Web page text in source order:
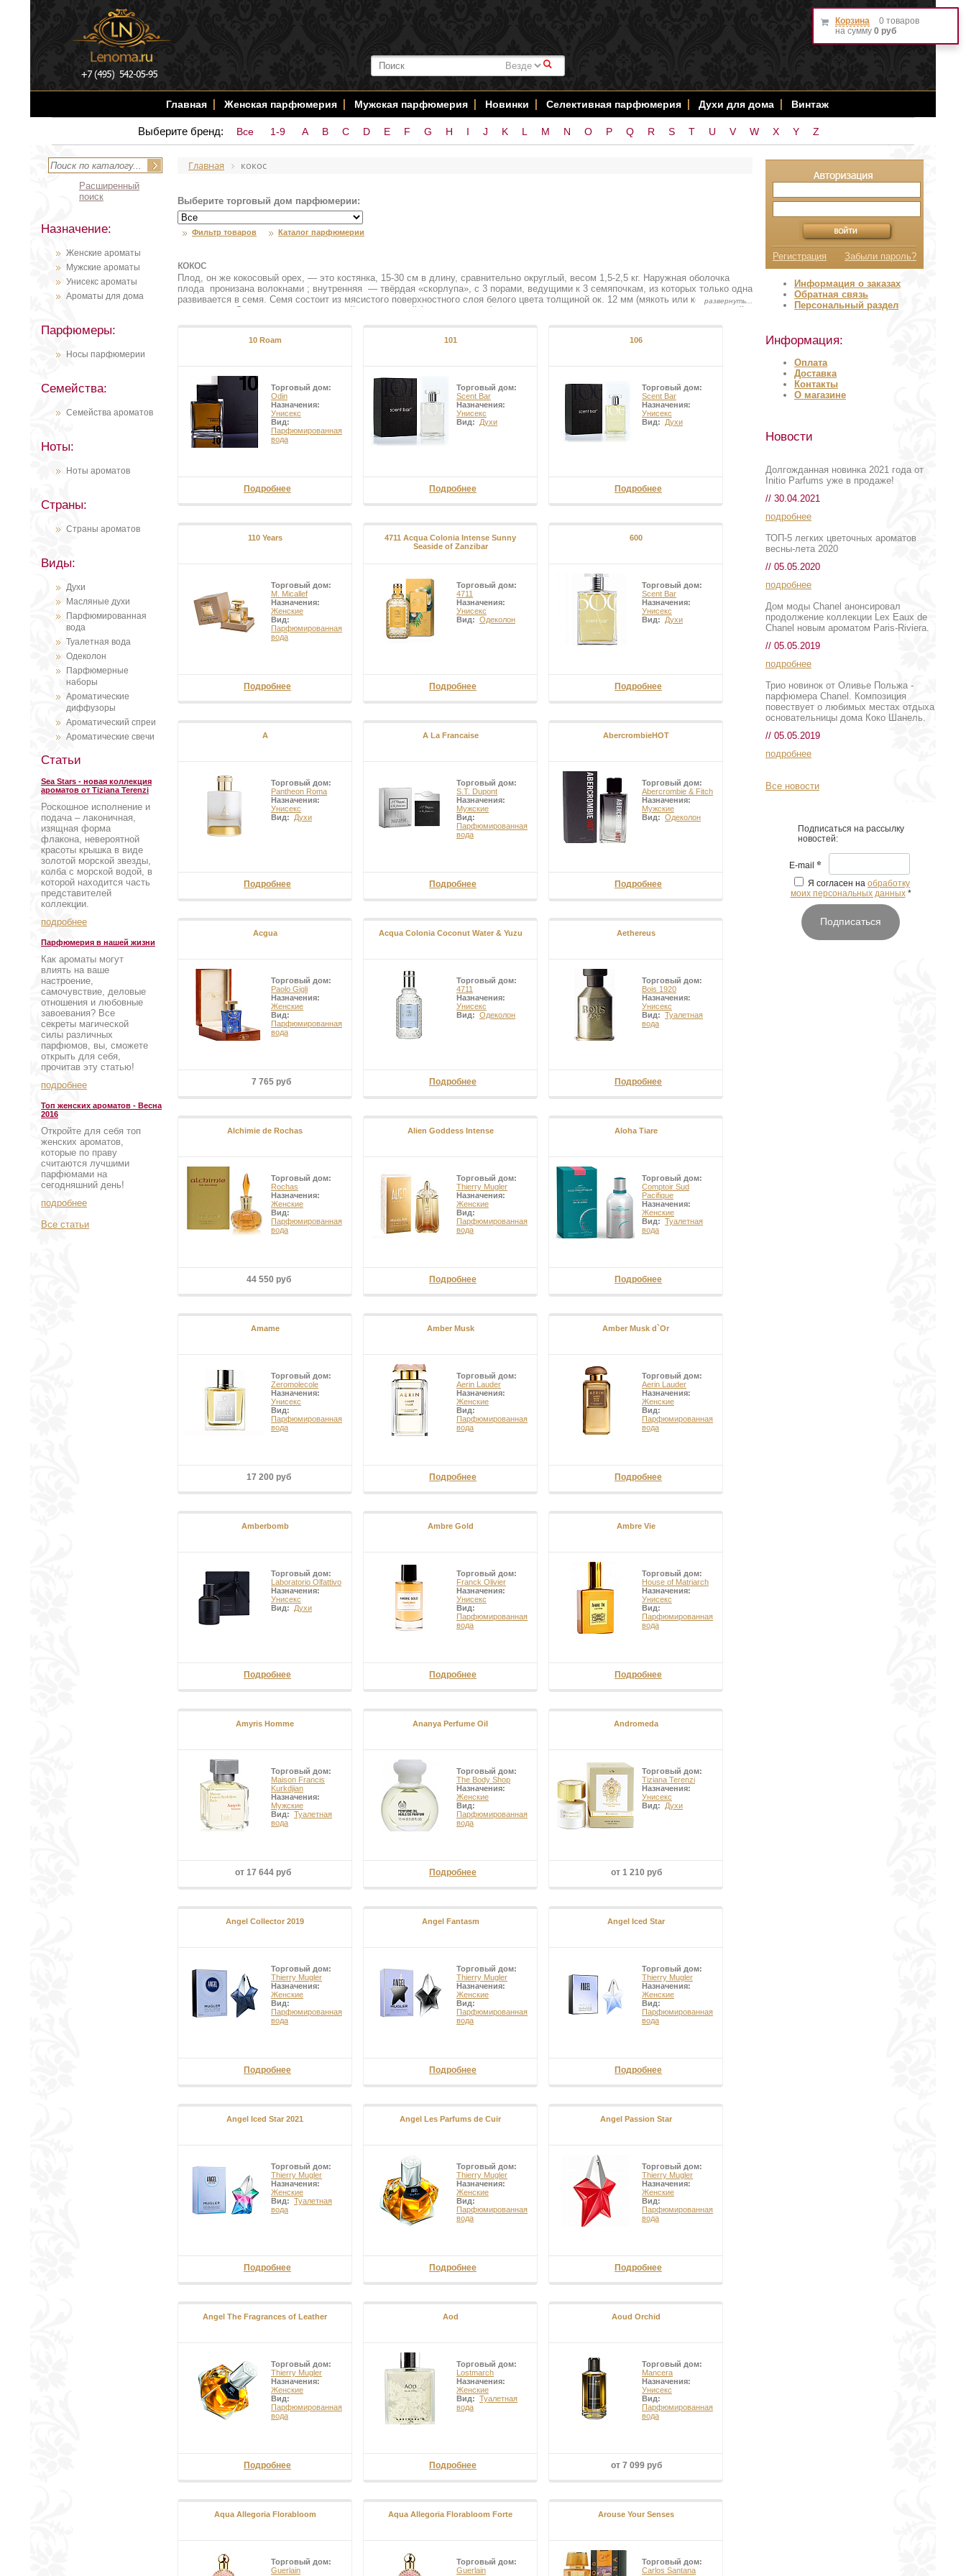
#
Главная Женская парфюмерия Мужская парфюмерия Новинки Селективная парфюмерия Духи для дома Винтаж
Выберите бренд: Все 1-9 A B C D E F G H I J K L M N O P Q R S T U V W X Y Z
Расширенный
поиск
Назначение:
Женские ароматы
Мужские ароматы
Унисекс ароматы
Ароматы для дома
Парфюмеры:
Носы парфюмерии
Семейства:
Семейства ароматов
Ноты:
Ноты ароматов
Страны:
Страны ароматов
Виды:
Духи
Масляные духи
Парфюмированная
вода
Туалетная вода
Одеколон
Парфюмерные
наборы
Ароматические
диффузоры
Ароматический спреи
Ароматические свечи
Статьи
Sea Stars - новая коллекция
ароматов от Tiziana Terenzi
Роскошное исполнение и
подача – лаконичная,
изящная форма
флакона, невероятной
красоты крышка в виде
золотой морской звезды,
колба с морской водой, в
которой находится часть
представителей
коллекции.
подробнее
Парфюмерия в нашей жизни
Как ароматы могут
влиять на ваше
настроение,
самочувствие, деловые
отношения и любовные
завоевания? Все
секреты магической
силы различных
парфюмов, вы, сможете
открыть для себя,
прочитав эту статью!
подробнее
Топ женских ароматов - Весна
2016
Откройте для себя топ
женских ароматов,
которые по праву
считаются лучшими
парфюмами на
сегодняшний день!
подробнее
Все статьи
Главная кокос
Выберите торговый дом парфюмерии:
Фильтр товаров Каталог парфюмерии
кокос
Плод, он же кокосовый орех, — это костянка, 15-30 см в длину, сравнительно округлый, весом 1,5-2,5 кг. Наружная оболочка
плода пронизана волокнами ; внутренняя — твёрдая «скорлупа», с 3 порами, ведущими к 3 семяпочкам, из которых только одна
развивается в семя. Семя состоит из мясистого поверхностного слоя белого цвета толщиной ок. 12 мм (мякоть или копра) и
эндосперма. Эндосперм, сперва жидкий и прозрачный (кокосовая вода), с появлением в нём капель масла, выделяемых копрой,
продолжает около 50 лет. Одно дерево ежегодно даёт от 60 до 120 орехов. Аромат кокоса со сладостными и чувственными
10 Roam
Торговый дом:
Odin
Назначения:
Унисекс
Вид:
Парфюмированная
вода
Подробнее
101
Торговый дом:
Scent Bar
Назначения:
Унисекс
Вид: Духи
Подробнее
106
Торговый дом:
Scent Bar
Назначения:
Унисекс
Вид: Духи
Подробнее
110 Years
Торговый дом:
M. Micallef
Назначения:
Женские
Вид:
Парфюмированная
вода
Подробнее
4711 Acqua Colonia Intense Sunny
Seaside of Zanzibar
Торговый дом:
4711
Назначения:
Унисекс
Вид: Одеколон
Подробнее
600
Торговый дом:
Scent Bar
Назначения:
Унисекс
Вид: Духи
Подробнее
A
Торговый дом:
Pantheon Roma
Назначения:
Унисекс
Вид: Духи
Подробнее
A La Francaise
Торговый дом:
S.T. Dupont
Назначения:
Мужские
Вид:
Парфюмированная
вода
Подробнее
AbercrombieHOT
Торговый дом:
Abercrombie & Fitch
Назначения:
Мужские
Вид: Одеколон
Подробнее
Acgua
Торговый дом:
Paolo Gigli
Назначения:
Женские
Вид:
Парфюмированная
вода
7 765 руб
Acqua Colonia Coconut Water & Yuzu
Торговый дом:
4711
Назначения:
Унисекс
Вид: Одеколон
Подробнее
Aethereus
Торговый дом:
Bois 1920
Назначения:
Унисекс
Вид: Туалетная
вода
Подробнее
Alchimie de Rochas
Торговый дом:
Rochas
Назначения:
Женские
Вид:
Парфюмированная
вода
44 550 руб
Alien Goddess Intense
Торговый дом:
Thierry Mugler
Назначения:
Женские
Вид:
Парфюмированная
вода
Подробнее
Aloha Tiare
Торговый дом:
Comptoir Sud
Pacifique
Назначения:
Женские
Вид: Туалетная
вода
Подробнее
Amame
Торговый дом:
Zeromolecole
Назначения:
Унисекс
Вид:
Парфюмированная
вода
17 200 руб
Amber Musk
Торговый дом:
Aerin Lauder
Назначения:
Женские
Вид:
Парфюмированная
вода
Подробнее
Amber Musk d`Or
Торговый дом:
Aerin Lauder
Назначения:
Женские
Вид:
Парфюмированная
вода
Подробнее
Amberbomb
Торговый дом:
Laboratorio Olfattivo
Назначения:
Унисекс
Вид: Духи
Подробнее
Ambre Gold
Торговый дом:
Franck Olivier
Назначения:
Унисекс
Вид:
Парфюмированная
вода
Подробнее
Ambre Vie
Торговый дом:
House of Matriarch
Назначения:
Унисекс
Вид:
Парфюмированная
вода
Подробнее
Amyris Homme
Торговый дом:
Maison Francis
Kurkdjian
Назначения:
Мужские
Вид: Туалетная
вода
от 17 644 руб
Ananya Perfume Oil
Торговый дом:
The Body Shop
Назначения:
Женские
Вид:
Парфюмированная
вода
Подробнее
Andromeda
Торговый дом:
Tiziana Terenzi
Назначения:
Унисекс
Вид: Духи
от 1 210 руб
Angel Collector 2019
Торговый дом:
Thierry Mugler
Назначения:
Женские
Вид:
Парфюмированная
вода
Подробнее
Angel Fantasm
Торговый дом:
Thierry Mugler
Назначения:
Женские
Вид:
Парфюмированная
вода
Подробнее
Angel Iced Star
Торговый дом:
Thierry Mugler
Назначения:
Женские
Вид:
Парфюмированная
вода
Подробнее
Angel Iced Star 2021
Торговый дом:
Thierry Mugler
Назначения:
Женские
Вид: Туалетная
вода
Подробнее
Angel Les Parfums de Cuir
Торговый дом:
Thierry Mugler
Назначения:
Женские
Вид:
Парфюмированная
вода
Подробнее
Angel Passion Star
Торговый дом:
Thierry Mugler
Назначения:
Женские
Вид:
Парфюмированная
вода
Подробнее
Angel The Fragrances of Leather
Торговый дом:
Thierry Mugler
Назначения:
Женские
Вид:
Парфюмированная
вода
Подробнее
Aod
Торговый дом:
Lostmarch
Назначения:
Женские
Вид: Туалетная
вода
Подробнее
Aoud Orchid
Торговый дом:
Mancera
Назначения:
Унисекс
Вид:
Парфюмированная
вода
от 7 099 руб
Aqua Allegoria Florabloom
Торговый дом:
Guerlain
Aqua Allegoria Florabloom Forte
Торговый дом:
Guerlain
Arouse Your Senses
Торговый дом:
Carlos Santana
Корзина
0 товаров
на сумму 0 руб
Регистрация Забыли пароль?
Информация о заказах
Обратная связь
Персональный раздел
Информация:
Оплата
Доставка
Контакты
О магазине
Новости
Долгожданная новинка 2021 года от
Initio Parfums уже в продаже!
// 30.04.2021
подробнее
ТОП-5 легких цветочных ароматов
весны-лета 2020
// 05.05.2020
подробнее
Дом моды Chanel анонсировал
продолжение коллекции Lex Eaux de
Chanel новым ароматом Paris-Riviera.
// 05.05.2019
подробнее
Трио новинок от Оливье Польжа -
парфюмера Chanel. Композиция
повествует о любимых местах отдыха
основательницы дома Коко Шанель.
// 05.05.2019
подробнее
Все новости
Подписаться на рассылку
новостей:
E-mail *
Я согласен на обработку
моих персональных данных *
Подписаться